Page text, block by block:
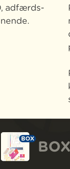
adfærds-
BOX